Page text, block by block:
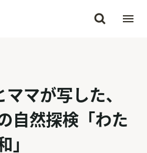
マが写した、
自然探検「わた
」